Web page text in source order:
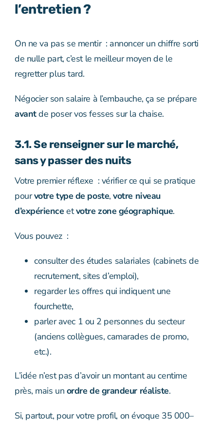
l’entretien ?
On ne va pas se mentir : annoncer un chiffre sorti
de nulle part, c’est le meilleur moyen de le
regretter plus tard.
Négocier son salaire à l’embauche, ça se prépare
avantde poser vos fesses sur la chaise.
3.1. Se renseigner sur le marché,
sans y passer des nuits
Votre premier réflexe : vérifier ce qui se pratique
pourvotre type de poste,votre niveau
d’expérienceetvotre zone géographique.
Vous pouvez :
consulter des études salariales (cabinets de
recrutement, sites d’emploi),
regarder les offres qui indiquent une
fourchette,
parler avec 1 ou 2 personnes du secteur
(anciens collègues, camarades de promo,
etc.).
L’idée n’est pas d’avoir un montant au centime
près, mais un ordre de grandeur réaliste.
Si, partout, pour votre profil, on évoque 35 000–